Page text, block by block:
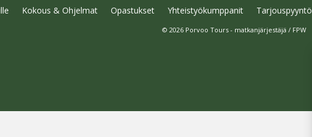
Kokous & Ohjelmat Opastukset Yhteistyökumppanit Tarjouspyyntö
© 2026 Porvoo Tours - matkanjärjestäjä / FPW